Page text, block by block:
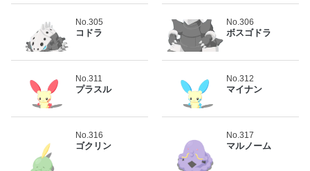
No.305
コドラ
No.306
ボスゴドラ
No.311
プラスル
No.312
マイナン
No.316
ゴクリン
No.317
マルノーム